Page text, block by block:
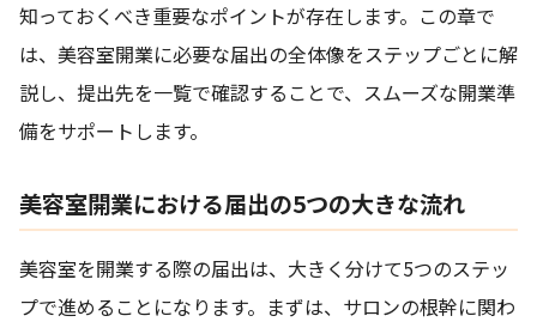
知っておくべき重要なポイントが存在します。この章で
は、美容室開業に必要な届出の全体像をステップごとに解
説し、提出先を一覧で確認することで、スムーズな開業準
備をサポートします。
美容室開業における届出の5つの大きな流れ
美容室を開業する際の届出は、大きく分けて5つのステッ
プで進めることになります。まずは、サロンの根幹に関わ